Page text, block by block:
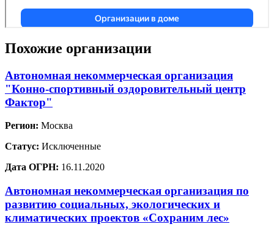
Похожие организации
Автономная некоммерческая организация
"Конно-спортивный оздоровительный центр
Фактор"
Регион: Москва
Статус: Исключенные
Дата ОГРН: 16.11.2020
Автономная некоммерческая организация по
развитию социальных, экологических и
климатических проектов «Сохраним лес»